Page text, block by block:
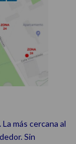
La más cercana al
Sin